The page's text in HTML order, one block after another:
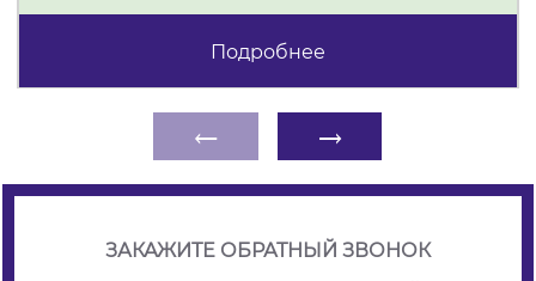
Подробнее
← →
ЗАКАЖИТЕ ОБРАТНЫЙ ЗВОНОК